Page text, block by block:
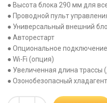
● Высота блока 290 мм для
● Проводной пульт
● Универсальный внешний
● Авторестарт
● Опциональное
● Wi-Fi (опция)
● Увеличенная длина трассы
● Озонобезопасный
Количество